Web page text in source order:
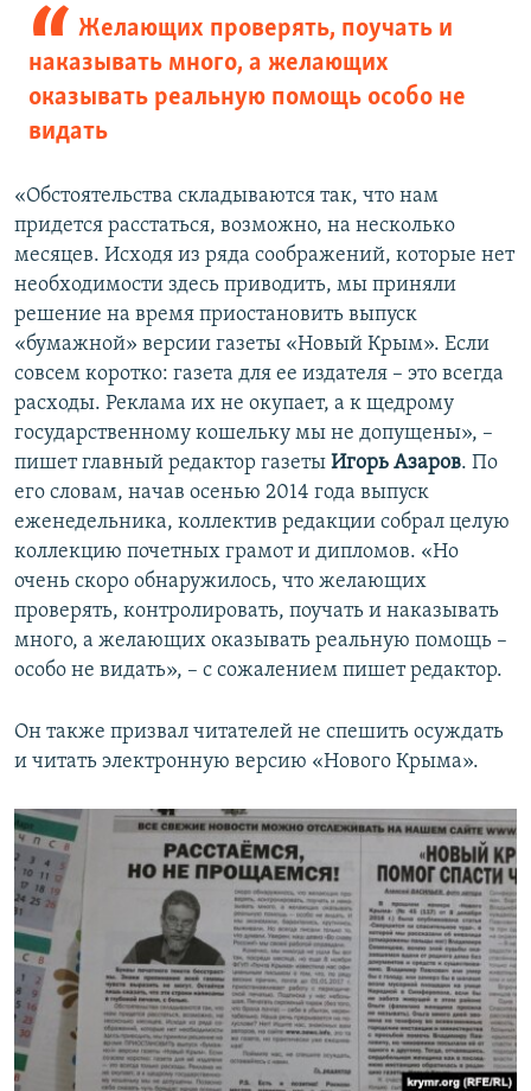
Желающих проверять, поучать и
наказывать много, а желающих
оказывать реальную помощь особо не
видать
«Обстоятельства складываются так, что нам
придется расстаться, возможно, на несколько
месяцев. Исходя из ряда соображений, которые нет
необходимости здесь приводить, мы приняли
решение на время приостановить выпуск
«бумажной» версии газеты «Новый Крым». Если
совсем коротко: газета для ее издателя – это всегда
расходы. Реклама их не окупает, а к щедрому
государственному кошельку мы не допущены», –
пишет главный редактор газеты Игорь Азаров. По
его словам, начав осенью 2014 года выпуск
еженедельника, коллектив редакции собрал целую
коллекцию почетных грамот и дипломов. «Но
очень скоро обнаружилось, что желающих
проверять, контролировать, поучать и наказывать
много, а желающих оказывать реальную помощь –
особо не видать», – с сожалением пишет редактор.
Он также призвал читателей не спешить осуждать
и читать электронную версию «Нового Крыма».